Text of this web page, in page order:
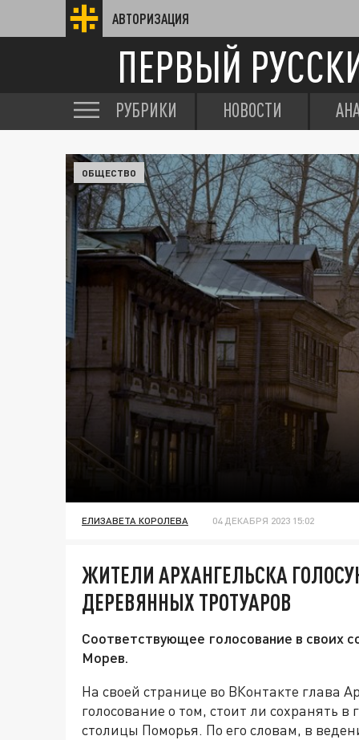
АВТОРИЗАЦИЯ
ПЕРВЫЙ
РУБРИКИ НОВОСТИ
ОБЩЕСТВО
ЕЛИЗАВЕТА КОРОЛЕВА 04 ДЕКАБРЯ 2023 15:02
ЖИТЕЛИ АРХАНГЕЛЬСКА
ДЕРЕВЯННЫХ ТРОТУАРОВ
Соответствующее голосование в своих
Морев.
На своей странице во ВКонтакте глава
голосование о том, стоит ли сохранять
столицы Поморья. По его словам, в